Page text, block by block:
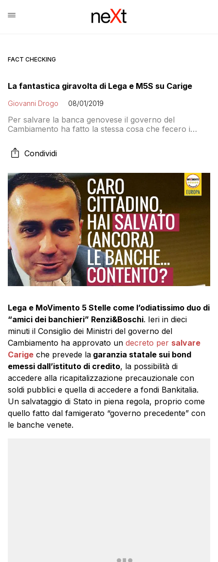
FACT CHECKING
La fantastica giravolta di Lega e M5S su Carige
Giovanni Drogo 08/01/2019
Per salvare la banca genovese il governo del
Cambiamento ha fatto la stessa cosa che fecero i
membri del governo e della maggioranza si parla
solamente di “salvataggio dei risparmiatori”. Che però
quindi che hanno fatto davvero Salvini, Di Maio e
Conte?
Condividi
Lega e MoVimento 5 Stelle come l’odiatissimo duo di
“amici dei banchieri” Renzi&Boschi. Ieri in dieci
minuti il Consiglio dei Ministri del governo del
Cambiamento ha approvato un decreto per salvare
Carige che prevede la garanzia statale sui bond
emessi dall’istituto di credito, la possibilità di
accedere alla ricapitalizzazione precauzionale con
soldi pubblici e quella di accedere a fondi Bankitalia.
Un salvataggio di Stato in piena regola, proprio come
quello fatto dal famigerato “governo precedente” con
le banche venete.